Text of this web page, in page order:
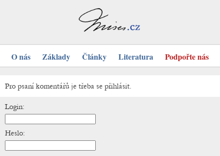
O nás Základy Články Literatura Podpořte nás
Pro psaní komentářů je třeba se přihlásit.
Login:
Heslo: